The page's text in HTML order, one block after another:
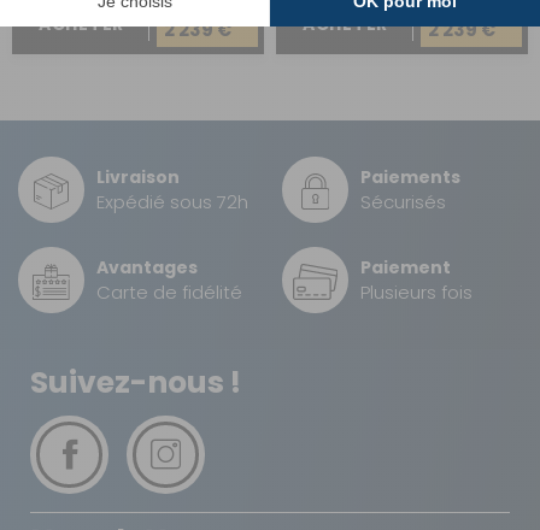
ACHETER 2 239 € ACHETER 2 239 €
Livraison
Expédié sous 72h
Paiements
Sécurisés
Avantages
Carte de fidélité
Paiement
Plusieurs fois
Suivez-nous !